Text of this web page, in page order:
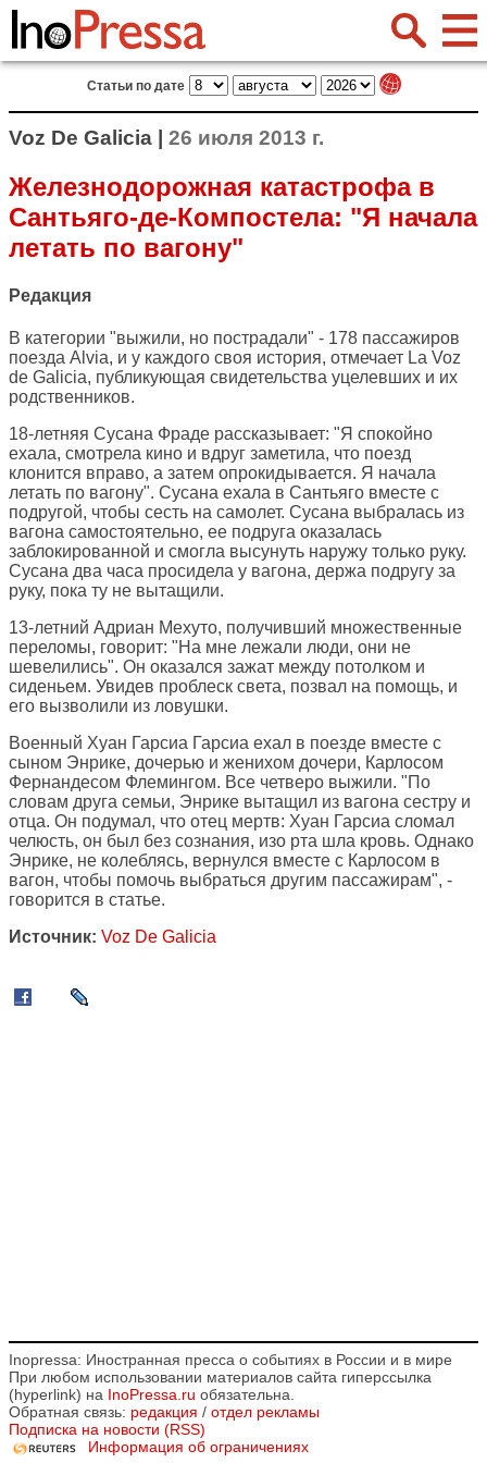
Статьи по дате
Voz De Galicia | 26 июля 2013 г.
Железнодорожная катастрофа в
Сантьяго-де-Компостела: "Я начала
летать по вагону"
Редакция
В категории "выжили, но пострадали" - 178 пассажиров
поезда Alvia, и у каждого своя история, отмечает La Voz
de Galicia, публикующая свидетельства уцелевших и их
родственников.
18-летняя Сусана Фраде рассказывает: "Я спокойно
ехала, смотрела кино и вдруг заметила, что поезд
клонится вправо, а затем опрокидывается. Я начала
летать по вагону". Сусана ехала в Сантьяго вместе с
подругой, чтобы сесть на самолет. Сусана выбралась из
вагона самостоятельно, ее подруга оказалась
заблокированной и смогла высунуть наружу только руку.
Сусана два часа просидела у вагона, держа подругу за
руку, пока ту не вытащили.
13-летний Адриан Мехуто, получивший множественные
переломы, говорит: "На мне лежали люди, они не
шевелились". Он оказался зажат между потолком и
сиденьем. Увидев проблеск света, позвал на помощь, и
его вызволили из ловушки.
Военный Хуан Гарсиа Гарсиа ехал в поезде вместе с
сыном Энрике, дочерью и женихом дочери, Карлосом
Фернандесом Флемингом. Все четверо выжили. "По
словам друга семьи, Энрике вытащил из вагона сестру и
отца. Он подумал, что отец мертв: Хуан Гарсиа сломал
челюсть, он был без сознания, изо рта шла кровь. Однако
Энрике, не колеблясь, вернулся вместе с Карлосом в
вагон, чтобы помочь выбраться другим пассажирам", -
говорится в статье.
Источник: Voz De Galicia
Inopressa: Иностранная пресса о событиях в России и в мире
При любом использовании материалов сайта гиперссылка
(hyperlink) на InoPressa.ru обязательна.
Обратная связь: редакция / отдел рекламы
Подписка на новости (RSS)
Информация об ограничениях